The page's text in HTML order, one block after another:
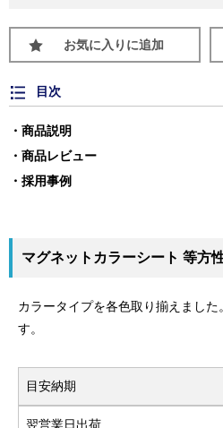
お気に入りに追加
目次
商品説明
商品レビュー
採用事例
マグネットカラーシート 等方
カラータイプを各色取り揃えまし
す。
目安納期
翌営業日出荷